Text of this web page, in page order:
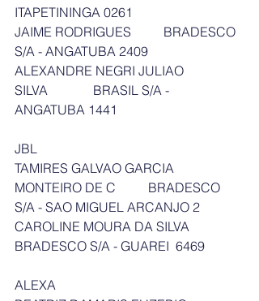
ITAPETININGA 0261
JAIME RODRIGUES          BRADESCO
S/A - ANGATUBA 2409
ALEXANDRE NEGRI JULIAO
SILVA              BRASIL S/A -
ANGATUBA 1441
JBL
TAMIRES GALVAO GARCIA
MONTEIRO DE C          BRADESCO
S/A - SAO MIGUEL ARCANJO 2
CAROLINE MOURA DA SILVA
BRADESCO S/A - GUAREI  6469
ALEXA